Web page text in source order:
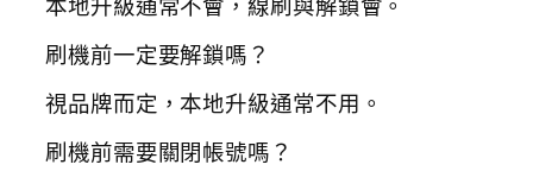
刷機前一定要解鎖嗎？
視品牌而定，本地升級通常不用。
刷機前需要關閉帳號嗎？